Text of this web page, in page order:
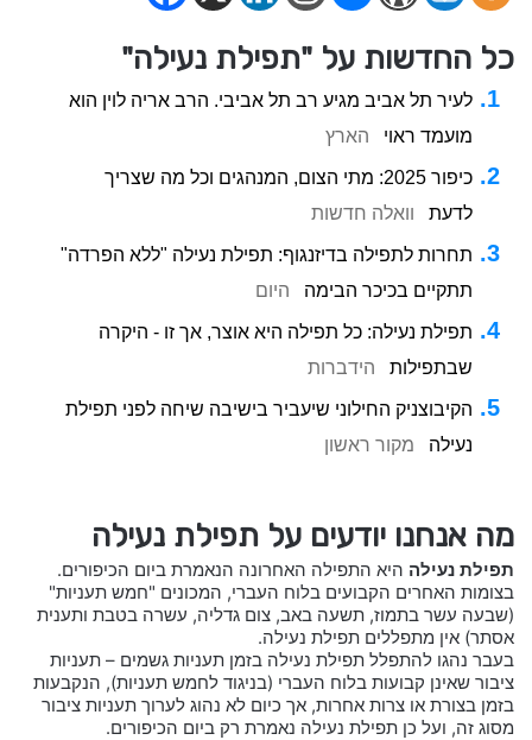
כל החדשות על "תפילת נעילה"
לעיר תל אביב מגיע רב תל אביבי. הרב אריה לוין הוא
מועמד ראוי
הארץ
כיפור 2025: מתי הצום, המנהגים וכל מה שצריך
לדעת
וואלה חדשות
תחרות לתפילה בדיזנגוף: תפילת נעילה "ללא הפרדה"
תתקיים בכיכר הבימה
היום
תפילת נעילה: כל תפילה היא אוצר, אך זו - היקרה
שבתפילות
הידברות
הקיבוצניק החילוני שיעביר בישיבה שיחה לפני תפילת
נעילה
מקור ראשון
מה אנחנו יודעים על תפילת נעילה
תפילת נעילה היא התפילה האחרונה הנאמרת ביום הכיפורים.
בצומות האחרים הקבועים בלוח העברי, המכונים "חמש תעניות"
(שבעה עשר בתמוז, תשעה באב, צום גדליה, עשרה בטבת ותענית
אסתר) אין מתפללים תפילת נעילה.
בעבר נהגו להתפלל תפילת נעילה בזמן תעניות גשמים – תעניות
ציבור שאינן קבועות בלוח העברי (בניגוד לחמש תעניות), הנקבעות
בזמן בצורת או צרות אחרות, אך כיום לא נהוג לערוך תעניות ציבור
מסוג זה, ועל כן תפילת נעילה נאמרת רק ביום הכיפורים.